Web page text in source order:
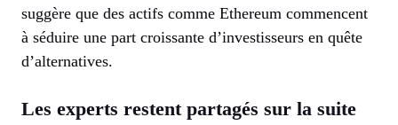
suggère que des actifs comme Ethereum commencent
à séduire une part croissante d’investisseurs en quête
d’alternatives.
Les experts restent partagés sur la suite